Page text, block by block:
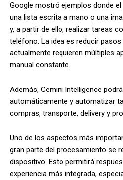
Google mostró ejemplos donde
una lista escrita a mano o una
y, a partir de ello, realizar tareas
teléfono. La idea es reducir
actualmente requieren múltiples
manual constante.
Además, Gemini Intelligence
automáticamente y automatizar
compras, transporte, delivery y
Uno de los aspectos más
gran parte del procesamiento se
dispositivo. Esto permitirá
experiencia más integrada,